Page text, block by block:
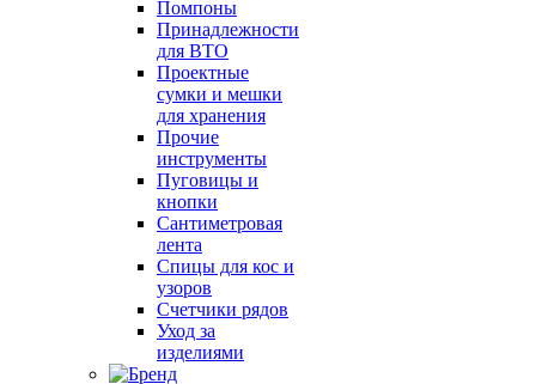
Помпоны
Принадлежности
для ВТО
Проектные
сумки и мешки
для хранения
Прочие
инструменты
Пуговицы и
кнопки
Сантиметровая
лента
Спицы для кос и
узоров
Счетчики рядов
Уход за
изделиями